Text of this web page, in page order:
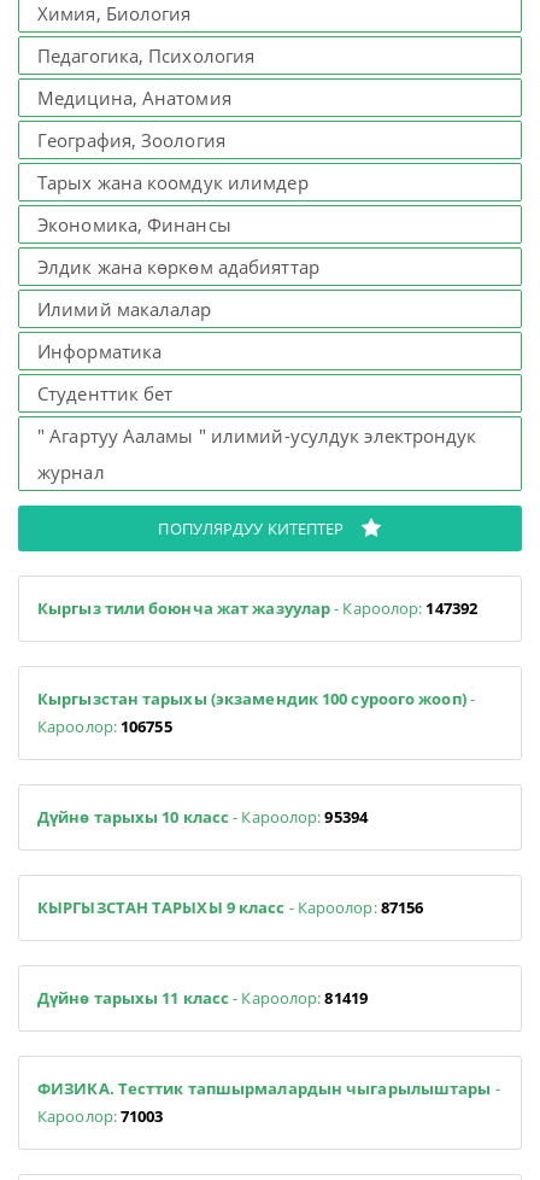
Химия, Биология
Педагогика, Психология
Медицина, Анатомия
География, Зоология
Тарых жана коомдук илимдер
Экономика, Финансы
Элдик жана көркөм адабияттар
Илимий макалалар
Информатика
Студенттик бет
" Агартуу Ааламы " илимий-усулдук электрондук
журнал
ПОПУЛЯРДУУ КИТЕПТЕР
Кыргыз тили боюнча жат жазуулар- Кароолор: 147392
Кыргызстан тарыхы (экзамендик 100 суроого жооп)-
Кароолор: 106755
Дүйнө тарыхы 10 класс- Кароолор:95394
КЫРГЫЗСТАН ТАРЫХЫ 9 класс - Кароолор:87156
Дүйнө тарыхы 11 класс - Кароолор:81419
ФИЗИКА. Тесттик тапшырмалардын чыгарылыштары -
Кароолор:71003